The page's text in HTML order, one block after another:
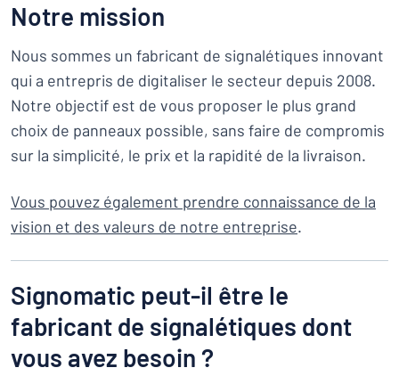
Notre mission
Nous sommes un fabricant de signalétiques innovant
qui a entrepris de digitaliser le secteur depuis 2008.
Notre objectif est de vous proposer le plus grand
choix de panneaux possible, sans faire de compromis
sur la simplicité, le prix et la rapidité de la livraison.
Vous pouvez également prendre connaissance de la
vision et des valeurs de notre entreprise.
Signomatic peut-il être le
fabricant de signalétiques dont
vous avez besoin ?